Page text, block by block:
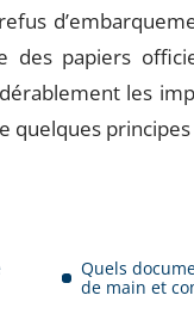
des papiers
les
quelques
Quels
de main et